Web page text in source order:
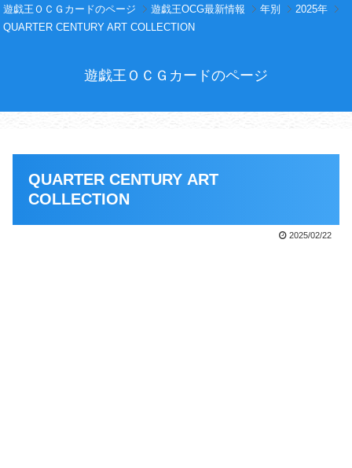
遊戯王ＯＣＧカードのページ 遊戯王OCG最新情報 年別
2025年
QUARTER CENTURY ART COLLECTION
遊戯王ＯＣＧカードのページ
QUARTER CENTURY ART
COLLECTION
2025/02/22